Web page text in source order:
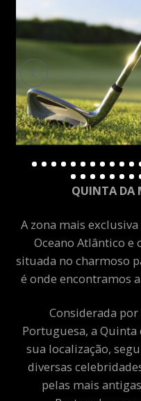
QUINTA DA
A zona mais
Oceano Atlântico e
situada no charmoso
é onde encontramos
Considerada
Portuguesa, a
sua localização,
diversas
pelas mais